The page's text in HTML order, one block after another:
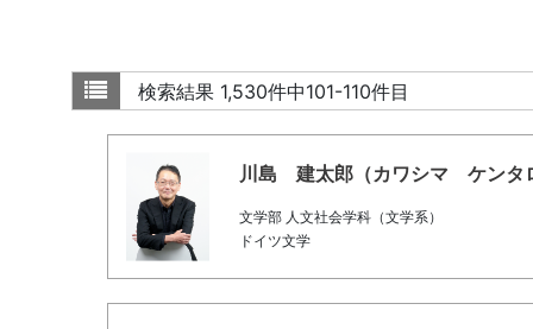
検索結果 1,530件中101-110件目
川島 建太郎（カワシマ ケンタ
文学部 人文社会学科（文学系）
ドイツ文学